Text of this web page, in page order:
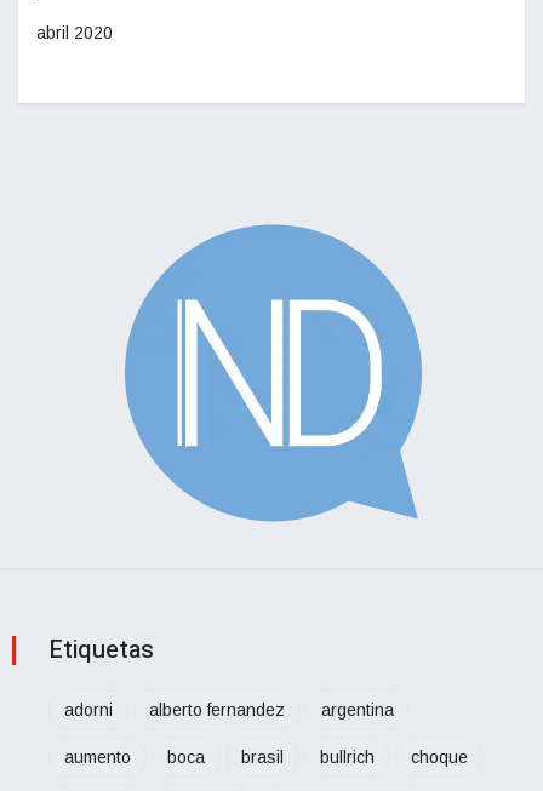
abril 2020
Etiquetas
adorni alberto fernandez argentina
aumento boca brasil bullrich choque